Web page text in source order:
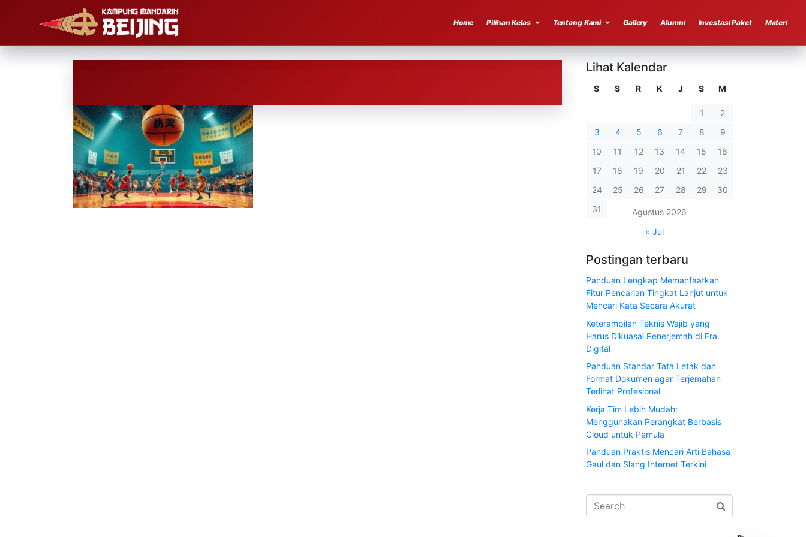
Home Pilihan Kelas Tentang Kami Gallery Alumni Investasi Paket Materi
Lihat Kalendar
Agustus 2026
S S R K J S M
1
2
3
4 5 6 7 8
9
10
11 12 13 14 15
16
17
18 19 20 21 22
23
24
25 26 27 28 29
30
31
« Jul
Postingan terbaru
Panduan Lengkap Memanfaatkan
Fitur Pencarian Tingkat Lanjut untuk
Mencari Kata Secara Akurat
Keterampilan Teknis Wajib yang
Harus Dikuasai Penerjemah di Era
Digital
Panduan Standar Tata Letak dan
Format Dokumen agar Terjemahan
Terlihat Profesional
Kerja Tim Lebih Mudah:
Menggunakan Perangkat Berbasis
Cloud untuk Pemula
Panduan Praktis Mencari Arti Bahasa
Gaul dan Slang Internet Terkini